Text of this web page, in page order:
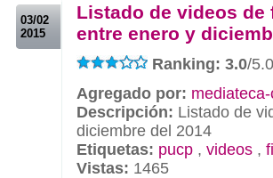
03/02
2015
Listado de videos
entre enero y
Ranking: 3.0/
Agregado por:
Descripción: Listado de
diciembre del 2014
Etiquetas: pucp , videos ,
Vistas: 1465